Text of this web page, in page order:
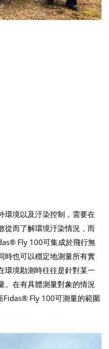
環境以及汙染控制，需要在
從而了解環境汙染情況，而
Fly 100可集成於飛行無
時也可以穩定地測量所有實
環境勘測時往往是針對某一
。在有具體測量對象的情況
Fidas® Fly 100可測量的範圍